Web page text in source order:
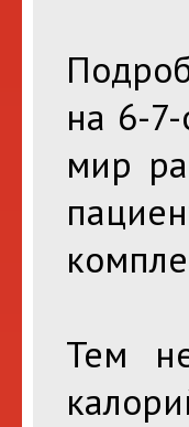
на 6-
мир
Тем